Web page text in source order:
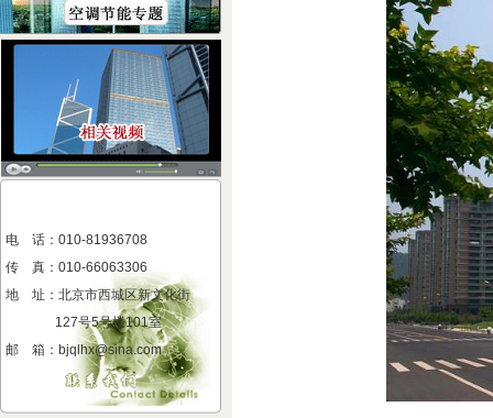
电 话：010-81936708
传 真 ： 010-66063306
地 址 ： 北京市西城区新文化街
127号5号楼101室
邮 箱：bjqlhx@sina.com